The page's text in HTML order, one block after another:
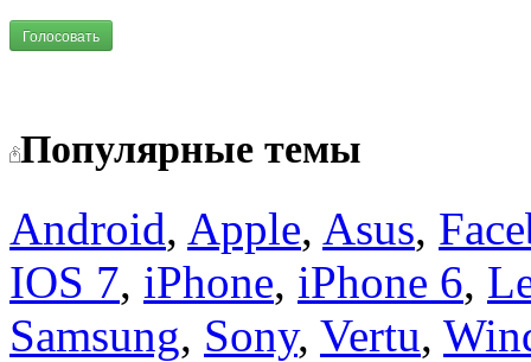
Голосовать
Популярные темы
Android, Apple, Asus,
IOS 7, iPhone, iPhone 6,
Samsung, Sony, Vertu,